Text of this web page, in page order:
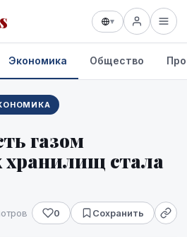
▾
Экономика Общество
газом
хранилищ стала
0 Сохранить